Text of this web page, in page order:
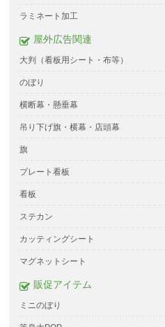
ラミネート加工
屋外広告関連
大判（看板用シート・布等）
のぼり
横断幕・懸垂幕
吊り下げ旗・横幕・店頭幕
旗
プレート看板
看板
ステカン
カッティングシート
マグネットシート
販促アイテム
ミニのぼり